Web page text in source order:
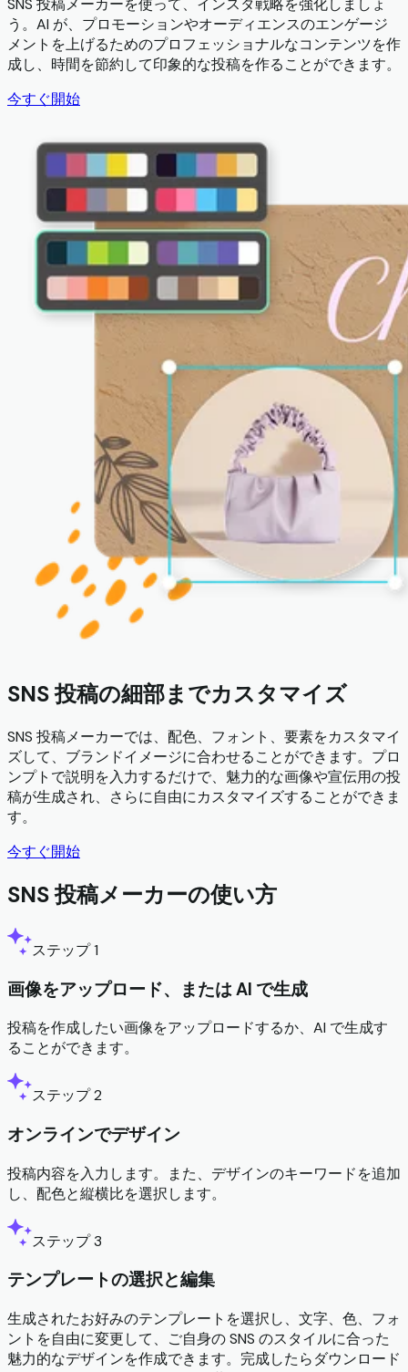
SNS 投稿メーカーを使って、インスタ戦略を強化しましょ
う。AI が、プロモーションやオーディエンスのエンゲージ
メントを上げるためのプロフェッショナルなコンテンツを作
成し、時間を節約して印象的な投稿を作ることができます。
今すぐ開始
SNS 投稿の細部までカスタマイズ
SNS 投稿メーカーでは、配色、フォント、要素をカスタマイ
ズして、ブランドイメージに合わせることができます。プロ
ンプトで説明を入力するだけで、魅力的な画像や宣伝用の投
稿が生成され、さらに自由にカスタマイズすることができま
す。
今すぐ開始
SNS 投稿メーカーの使い方
ステップ 1
画像をアップロード、または AI で生成
投稿を作成したい画像をアップロードするか、AI で生成す
ることができます。
ステップ 2
オンラインでデザイン
投稿内容を入力します。また、デザインのキーワードを追加
し、配色と縦横比を選択します。
ステップ 3
テンプレートの選択と編集
生成されたお好みのテンプレートを選択し、文字、色、フォ
ントを自由に変更して、ご自身の SNS のスタイルに合った
魅力的なデザインを作成できます。完成したらダウンロード